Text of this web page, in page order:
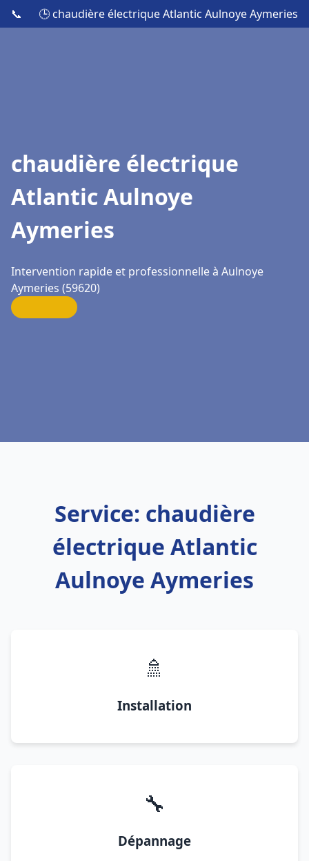
📞 🕒 chaudière électrique Atlantic Aulnoye Aymeries
chaudière électrique
Atlantic Aulnoye
Aymeries
Intervention rapide et professionnelle à Aulnoye
Aymeries (59620)
Service: chaudière
électrique Atlantic
Aulnoye Aymeries
🚿
Installation
🔧
Dépannage